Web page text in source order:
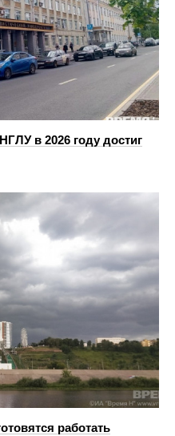
в 2026 году достиг
работать